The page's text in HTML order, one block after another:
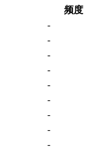
频度
-
-
-
-
-
-
-
-
-